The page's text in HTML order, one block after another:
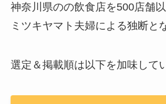
神奈川県のの飲食店を500店舗
ミツキヤマト夫婦による独断と
選定＆掲載順は以下を加味して